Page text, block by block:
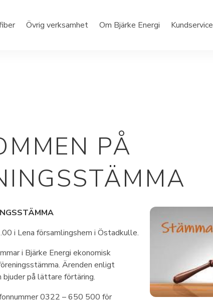
Övrig verksamhet Om Bjärke Energi Kundservice
PÅ
i Lena församlingshem i Östadkulle.
i Bjärke Energi ekonomisk
Ärenden enligt
bjuder på lättare förtäring.
0322 – 650 500 för